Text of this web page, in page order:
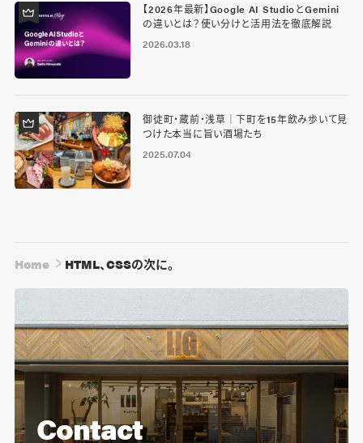
【2026年最新】Google AI StudioとGemini
の違いとは？使い分けと活用法を徹底解説
2026.03.18
御徒町・蔵前・浅草｜下町を15年飲み歩いて見
つけた本当に旨い酒場たち
2025.07.04
Home HTML、CSSの次に。
Contact